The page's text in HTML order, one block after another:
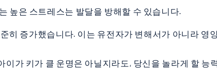
높은 스트레스는 발달을 방해할 수 있습니다.
히 증가했습니다. 이는 유전자가 변해서가 아니라 영
이가 키가 클 운명은 아닐지라도, 당신을 놀라게 할 능